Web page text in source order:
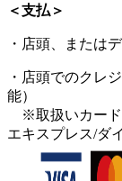
＜支払＞
・店頭、または
・店頭でのクレ
能）
※取扱いカード
エキスプレス/ダ